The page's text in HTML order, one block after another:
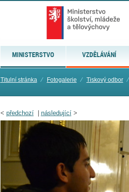
MINISTERSTVO VZDĚLÁVÁNÍ
Titulní stránka ⁄ Fotogalerie ⁄ Tiskový odbor ⁄
< předchozí| následující>